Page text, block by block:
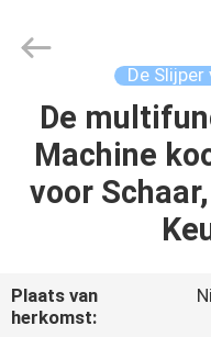
HUIS
PRODUCTEN
OVER
Electric
Appliance
Reserved.
De
De
Machine
voor
Plaats van
herkomst: